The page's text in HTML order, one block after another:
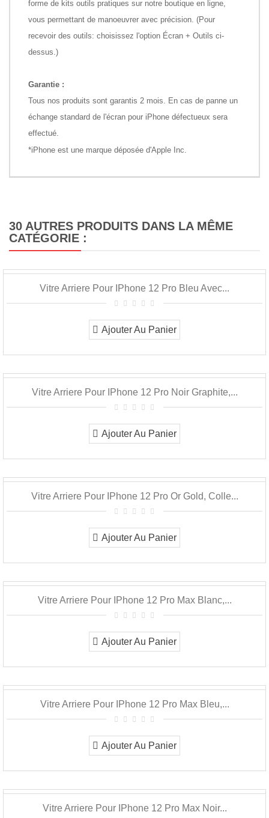
forme de kits outils pratiques sur notre boutique en ligne,
vous permettant de manoeuvrer avec précision. (Pour
recevoir des outils: choisissez l'option Écran + Outils ci-
dessus.)
Garantie :
Tous nos produits sont garantis 2 mois. En cas de panne un
échange standard de l'écran pour iPhone défectueux sera
effectué.
*iPhone est une marque déposée d'Apple Inc.
30 AUTRES PRODUITS DANS LA MÊME
CATÉGORIE :
Vitre Arriere Pour IPhone 12 Pro Bleu Avec...
Ajouter Au Panier
Vitre Arriere Pour IPhone 12 Pro Noir Graphite,...
Ajouter Au Panier
Vitre Arriere Pour IPhone 12 Pro Or Gold, Colle...
Ajouter Au Panier
Vitre Arriere Pour IPhone 12 Pro Max Blanc,...
Ajouter Au Panier
Vitre Arriere Pour IPhone 12 Pro Max Bleu,...
Ajouter Au Panier
Vitre Arriere Pour IPhone 12 Pro Max Noir...